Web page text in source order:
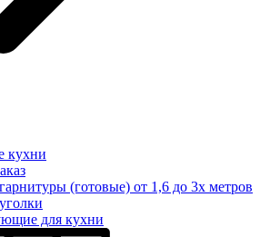
кухни
(готовые) от 1,6 до 3х метров
для кухни